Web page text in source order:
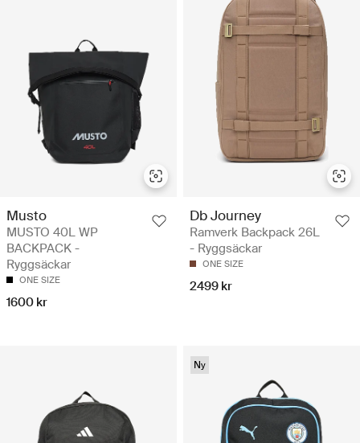
Musto
MUSTO 40L WP
BACKPACK -
Ryggsäckar
ONE SIZE
1600 kr
Db Journey
Ramverk Backpack 26L
- Ryggsäckar
ONE SIZE
2499 kr
Ny